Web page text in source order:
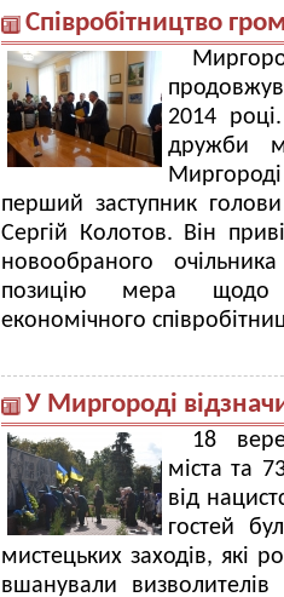
Співробітництво
2014
дружби
перший заступник
Сергій Колотов. Він
новообраного
позицію мера щодо
економічного
У Миргороді
18
міста та
від
гостей
мистецьких заходів, які
вшанували